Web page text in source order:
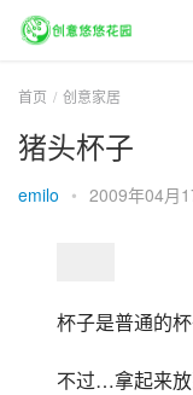
首页 创意家居
猪头杯子
emilo • 2009年04月
杯子是普通的
不过…拿起来